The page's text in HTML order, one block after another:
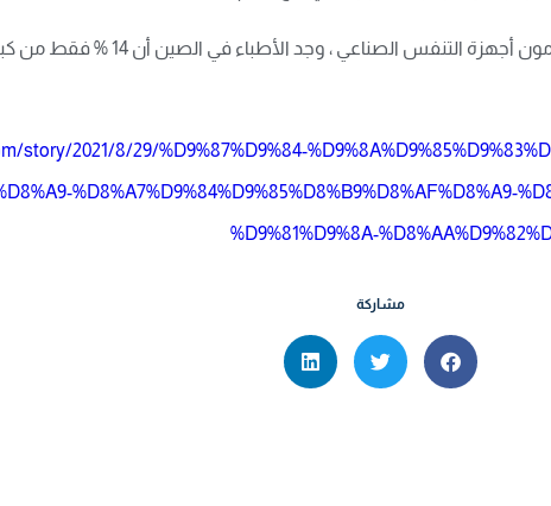
في مراجعة لـ 6212 سجلًا طبيًا، مع العديد من
story/2021/8/29/%D9%87%D9%84-
%D8%A7%D9%84%D9%85%D8%B9%D8%AF%D8%A9-
%D9%81%D9%8A-
مشاركة